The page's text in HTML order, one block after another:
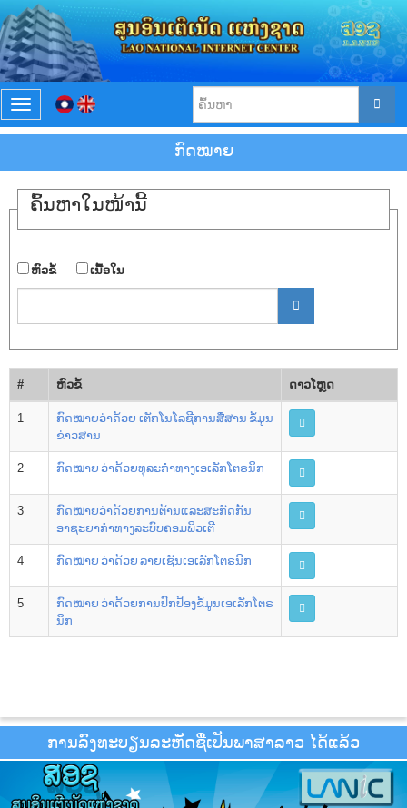
T
o
l
e
a
i
g
o
ກົດໝາຍ
ຄົ້ນ​ຫາ​ໃນ​ໜ້ານີ້
​ຫົວ​ຂໍ້ ​ເນື້ອ​ໃນ
# ​ຫົວ​ຂໍ້ ດາວ​ໂຫຼດ
1
ກົດໝາຍວ່າດ້ວຍ ເຕັກໂນໂລຊີການສື່ສານ ຂໍ້ມູນ
ຂ່າວສານ
2 ກົດໝາຍ ວ່າດ້ວຍທຸລະກໍາທາງເອເລັກໂຕຣນິກ
3
ກົດໝາຍວ່າດ້ວຍການຕ້ານແລະສະກັດກັ້ນ
ອາຊະຍາກຳທາງລະບົບຄອມພິວເຕີ
4 ກົດໝາຍ ວ່າດ້ວຍ ລາຍເຊັນເອເລັກໂຕຣນິກ
5
ກົດໝາຍ ວ່າດ້ວຍການປົກປ້ອງຂໍ້ມູນເອເລັກໂຕຣ
ນິກ
ການລົງທະບຽນລະຫັດຊື່ເປັນພາສາລາວ ໄດ້ແລ້ວ